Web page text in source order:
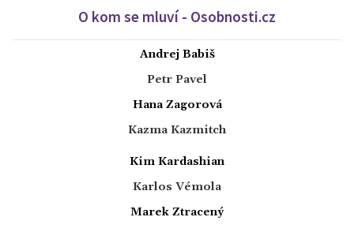
O kom se mluví - Osobnosti.cz
Andrej Babiš
Petr Pavel
Hana Zagorová
Kazma Kazmitch
Kim Kardashian
Karlos Vémola
Marek Ztracený